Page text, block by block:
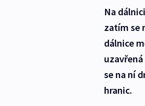
Na
zatím se
dálnice
se na ní
hranic.